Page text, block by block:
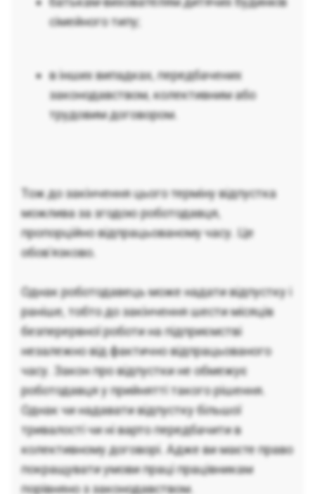
сімейного типу;
в інших випадках, передбачених
законодавством, колективним або
трудовим договором.
Тож до закінчення цього терміну відпустка
можлива за згодою роботодавця,
пропорційно відпрацьованому часу. Це
обов'язково.
Однак роботодавець може надати відпустку і
раніше, тобто до закінчення шести місяців
безперервної роботи на підприємстві
незалежно від фактично відпрацьованого
часу. Закон про відпустки не обмежує
роботодавця у прийнятті такого рішення.
Однак чи надавати відпустку більшої
тривалості чи ні варто передбачити в
колективному договорі. Адже ви маєте право
покращувати умови праці працівникам
порівняно з законодавством.